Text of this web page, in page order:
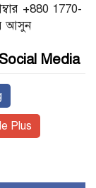
+880 1770-
আসুন
Media
Plus